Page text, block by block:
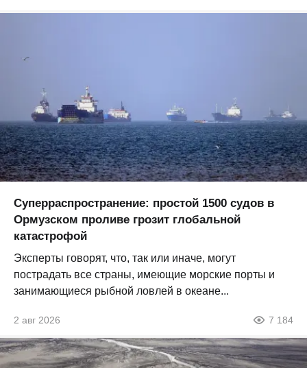
Суперраспространение: простой 1500 судов в
Ормузском проливе грозит глобальной
катастрофой
Эксперты говорят, что, так или иначе, могут
пострадать все страны, имеющие морские порты и
занимающиеся рыбной ловлей в океане...
2 авг 2026 7 184